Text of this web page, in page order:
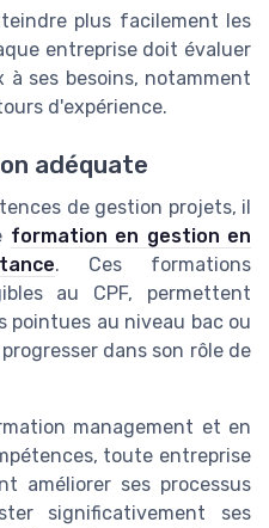
plus facilement les
entreprise doit évaluer
ses besoins, notamment
d'expérience.
adéquate
de gestion projets, il
formation en gestion en
. Ces formations
au CPF, permettent
pointues au niveau bac ou
dans son rôle de
management et en
toute entreprise
améliorer ses processus
significativement ses